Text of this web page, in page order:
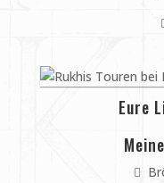
Eure